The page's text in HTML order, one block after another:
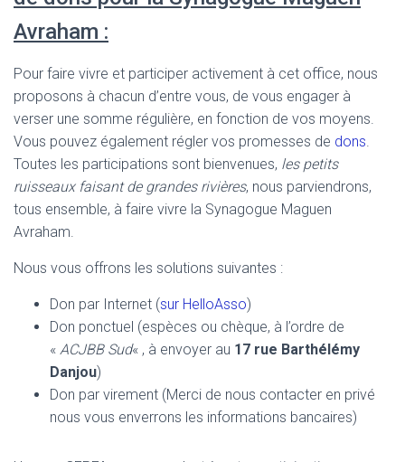
Avraham :
Pour faire vivre et participer activement à cet office, nous
proposons à chacun d’entre vous, de vous engager à
verser une somme régulière, en fonction de vos moyens.
Vous pouvez également régler vos promesses de dons.
Toutes les participations sont bienvenues, les petits
ruisseaux faisant de grandes rivières, nous parviendrons,
tous ensemble, à faire vivre la Synagogue Maguen
Avraham.
Nous vous offrons les solutions suivantes :
Don par Internet (sur HelloAsso)
Don ponctuel (espèces ou chèque, à l’ordre de
« ACJBB Sud« , à envoyer au 17 rue Barthélémy
Danjou)
Don par virement (Merci de nous contacter en privé
nous vous enverrons les informations bancaires)